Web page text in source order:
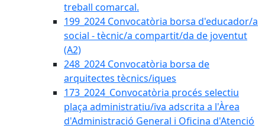
treball comarcal.
199_2024 Convocatòria borsa d'educador/a
social - tècnic/a compartit/da de joventut
(A2)
248_2024 Convocatòria borsa de
arquitectes tècnics/iques
173_2024_Convocatòria procés selectiu
plaça administratiu/iva adscrita a l'Àrea
d'Administració General i Oficina d'Atenció